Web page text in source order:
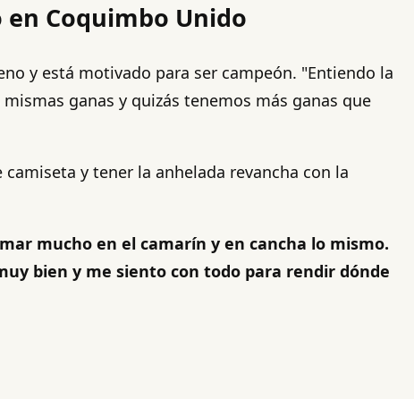
en Coquimbo Unido
y está motivado para ser campeón. "Entiendo la
ganas y quizás tenemos más ganas que
y tener la anhelada revancha con la
mucho en el camarín y en cancha lo mismo.
bien y me siento con todo para rendir dónde